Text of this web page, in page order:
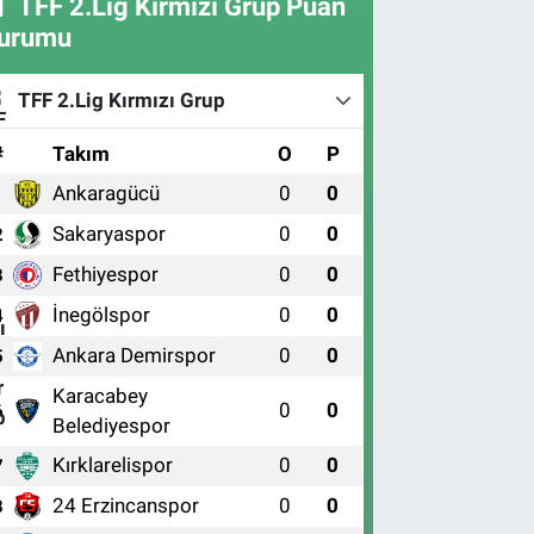
TFF 2.Lig Kırmızı Grup Puan
TFF 2.Lig Kırmızı Grup
Takım O P
Ankaragücü 0 0
Sakaryaspor 0 0
Fethiyespor 0 0
İnegölspor 0 0
Ankara Demirspor 0 0
Karacabey
Belediyespor
0 0
Kırklarelispor 0 0
24 Erzincanspor 0
0